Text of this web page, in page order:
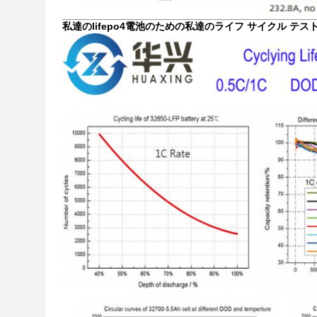
私達のlifepo4電池のための私達のライフ サイクル テス